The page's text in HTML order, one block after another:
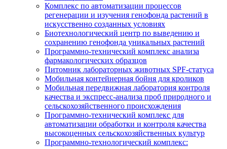
Комплекс по автоматизации процессов
регенерации и изучения генофонда растений в
искусственно созданных условиях
Биотехнологический центр по выведению и
сохранению генофонда уникальных растений
Программно-технический комплекс анализа
фармакологических образцов
Питомник лабораторных животных SPF-статуса
Мобильная контейнерная бойня для кроликов
Мобильная передвижная лаборатория контроля
качества и экспресс-анализа проб природного и
сельскохозяйственного происхождения
Программно-технический комплекс для
автоматизации обработки и контроля качества
высокоценных сельскохозяйственных культур
Программно-технологический комплекс: